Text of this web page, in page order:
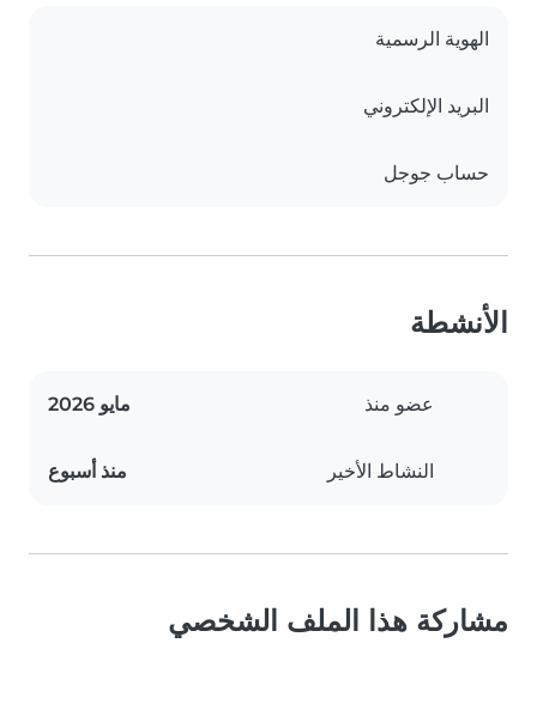
الهوية الرسمية
البريد الإلكتروني
حساب جوجل
الأنشطة
عضو منذ مايو 2026
النشاط الأخير منذ أسبوع
مشاركة هذا الملف الشخصي